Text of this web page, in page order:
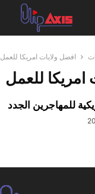
افضل ولايات امريكا للعمل
امريكا للعمل